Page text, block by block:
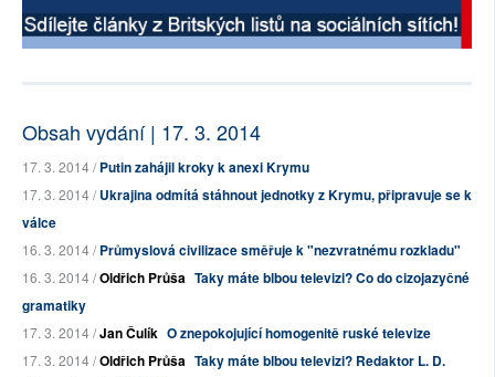
Obsah vydání | 17. 3. 2014
17. 3. 2014 /Putin zahájil kroky k anexi Krymu
17. 3. 2014 /Ukrajina odmítá stáhnout jednotky z Krymu, připravuje se k
válce
16. 3. 2014 /Průmyslová civilizace směřuje k "nezvratnému rozkladu"
16. 3. 2014 /Oldřich Průša Taky máte blbou televizi? Co do cizojazyčné
gramatiky
17. 3. 2014 /Jan Čulík O znepokojující homogenitě ruské televize
17. 3. 2014 /Oldřich Průša Taky máte blbou televizi? Redaktor L. D.